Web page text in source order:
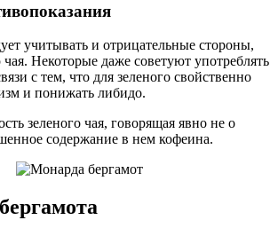
учитывать и отрицательные стороны,
чая. Некоторые даже советуют употреблять
с тем, что для зеленого свойственно
и понижать либидо.
зеленого чая, говорящая явно не о
содержание в нем кофеина.